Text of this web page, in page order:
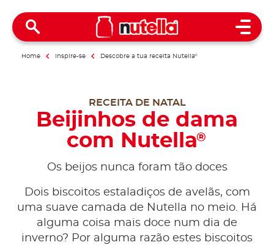
Open
Home Inspire-se Descobre a tua receita Nutella®
RECEITA DE NATAL
Beijinhos de dama
com Nutella®
Os beijos nunca foram tão doces
Dois biscoitos estaladiços de avelãs, com
uma suave camada de Nutella no meio. Há
alguma coisa mais doce num dia de
inverno? Por alguma razão estes biscoitos